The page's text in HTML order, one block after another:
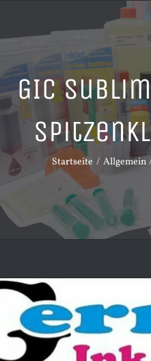
GIC
Startseite Allgemein